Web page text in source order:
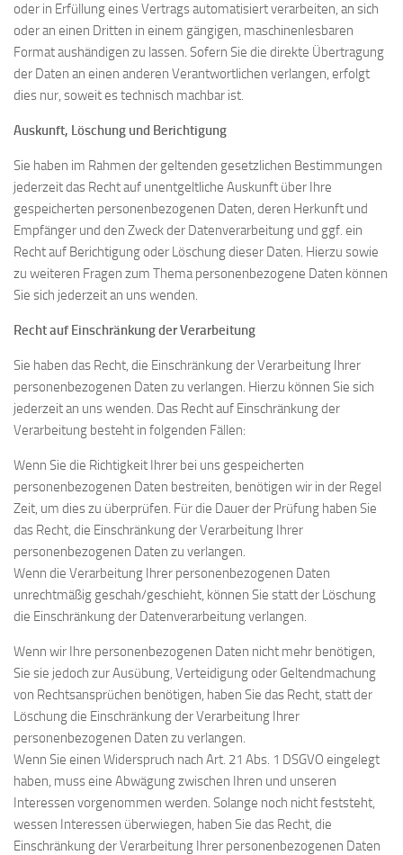
oder in Erfüllung eines Vertrags automatisiert verarbeiten, an sich
oder an einen Dritten in einem gängigen, maschinenlesbaren
Format aushändigen zu lassen. Sofern Sie die direkte Übertragung
der Daten an einen anderen Verantwortlichen verlangen, erfolgt
dies nur, soweit es technisch machbar ist.
Auskunft, Löschung und Berichtigung
Sie haben im Rahmen der geltenden gesetzlichen Bestimmungen
jederzeit das Recht auf unentgeltliche Auskunft über Ihre
gespeicherten personenbezogenen Daten, deren Herkunft und
Empfänger und den Zweck der Datenverarbeitung und ggf. ein
Recht auf Berichtigung oder Löschung dieser Daten. Hierzu sowie
zu weiteren Fragen zum Thema personenbezogene Daten können
Sie sich jederzeit an uns wenden.
Recht auf Einschränkung der Verarbeitung
Sie haben das Recht, die Einschränkung der Verarbeitung Ihrer
personenbezogenen Daten zu verlangen. Hierzu können Sie sich
jederzeit an uns wenden. Das Recht auf Einschränkung der
Verarbeitung besteht in folgenden Fällen:
Wenn Sie die Richtigkeit Ihrer bei uns gespeicherten
personenbezogenen Daten bestreiten, benötigen wir in der Regel
Zeit, um dies zu überprüfen. Für die Dauer der Prüfung haben Sie
das Recht, die Einschränkung der Verarbeitung Ihrer
personenbezogenen Daten zu verlangen.
Wenn die Verarbeitung Ihrer personenbezogenen Daten
unrechtmäßig geschah/geschieht, können Sie statt der Löschung
die Einschränkung der Datenverarbeitung verlangen.
Wenn wir Ihre personenbezogenen Daten nicht mehr benötigen,
Sie sie jedoch zur Ausübung, Verteidigung oder Geltendmachung
von Rechtsansprüchen benötigen, haben Sie das Recht, statt der
Löschung die Einschränkung der Verarbeitung Ihrer
personenbezogenen Daten zu verlangen.
Wenn Sie einen Widerspruch nach Art. 21 Abs. 1 DSGVO eingelegt
haben, muss eine Abwägung zwischen Ihren und unseren
Interessen vorgenommen werden. Solange noch nicht feststeht,
wessen Interessen überwiegen, haben Sie das Recht, die
Einschränkung der Verarbeitung Ihrer personenbezogenen Daten